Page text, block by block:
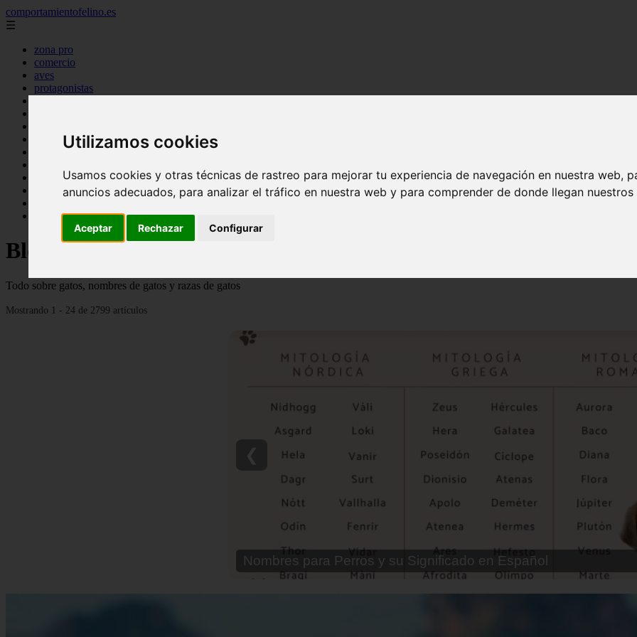
Utilizamos cookies
Usamos cookies y otras técnicas de rastreo para mejorar tu experiencia de navegación en nuestra web,
anuncios adecuados, para analizar el tráfico en nuestra web y para comprender de donde llegan
Aceptar Rechazar Configurar
comportamientofelino.es
☰
zona pro
comercio
aves
protagonistas
articulos
canal tv
novedades
tablon de anuncios
zona pro
Blog sobre gatos
Todo sobre gatos, nombres de gatos y razas de gatos
Mostrando 1 - 24 de 2799 artículos
Nombres para Perros Machos con Manchas Negras